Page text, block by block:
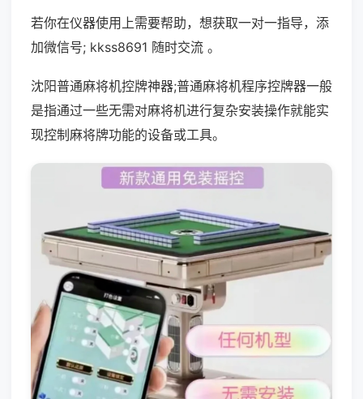
若你在仪器使用上需要帮助，想获取一对一指导，添
加微信号; kkss8691 随时交流 。
沈阳普通麻将机控牌神器;普通麻将机程序控牌器一般
是指通过一些无需对麻将机进行复杂安装操作就能实
现控制麻将牌功能的设备或工具。